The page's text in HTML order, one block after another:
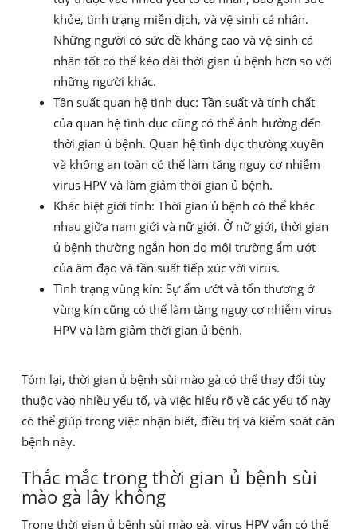
khỏe, tình trạng miễn dịch, và vệ sinh cá nhân.
Những người có sức đề kháng cao và vệ sinh cá
nhân tốt có thể kéo dài thời gian ủ bệnh hơn so với
những người khác.
Tần suất quan hệ tình dục: Tần suất và tính chất
của quan hệ tình dục cũng có thể ảnh hưởng đến
thời gian ủ bệnh. Quan hệ tình dục thường xuyên
và không an toàn có thể làm tăng nguy cơ nhiễm
virus HPV và làm giảm thời gian ủ bệnh.
Khác biệt giới tính: Thời gian ủ bệnh có thể khác
nhau giữa nam giới và nữ giới. Ở nữ giới, thời gian
ủ bệnh thường ngắn hơn do môi trường ẩm ướt
của âm đạo và tần suất tiếp xúc với virus.
Tình trạng vùng kín: Sự ẩm ướt và tổn thương ở
vùng kín cũng có thể làm tăng nguy cơ nhiễm virus
HPV và làm giảm thời gian ủ bệnh.
Tóm lại, thời gian ủ bệnh sùi mào gà có thể thay đổi tùy
thuộc vào nhiều yếu tố, và việc hiểu rõ về các yếu tố này
có thể giúp trong việc nhận biết, điều trị và kiểm soát căn
bệnh này.
Thắc mắc trong thời gian ủ bệnh sùi
mào gà lây không
Trong thời gian ủ bệnh sùi mào gà, virus HPV vẫn có thể